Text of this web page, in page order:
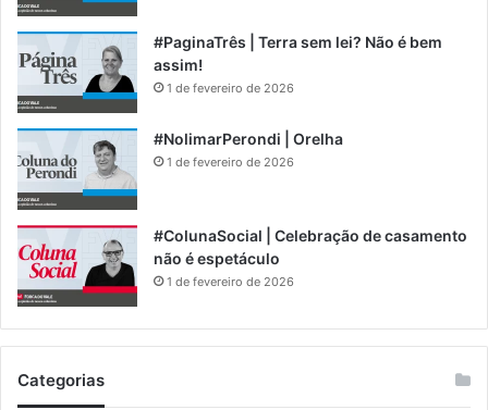
#PaginaTrês | Terra sem lei? Não é bem
assim!
1 de fevereiro de 2026
#NolimarPerondi | Orelha
1 de fevereiro de 2026
#ColunaSocial | Celebração de casamento
não é espetáculo
1 de fevereiro de 2026
Categorias